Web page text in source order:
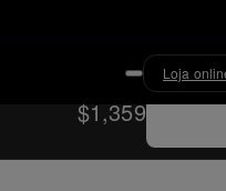
Loja
$1,359
Comprar